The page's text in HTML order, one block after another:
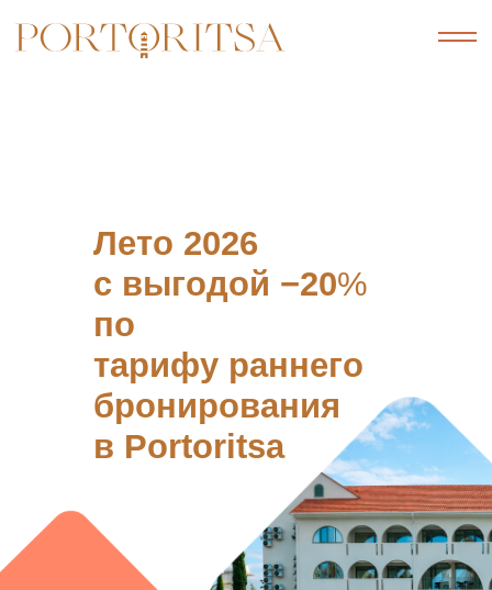
Лето 2026
с выгодой −20%
по
тарифу раннего
бронирования
в Portoritsa